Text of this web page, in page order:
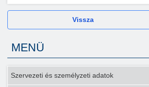
Vissza
MENÜ
Szervezeti és személyzeti adatok